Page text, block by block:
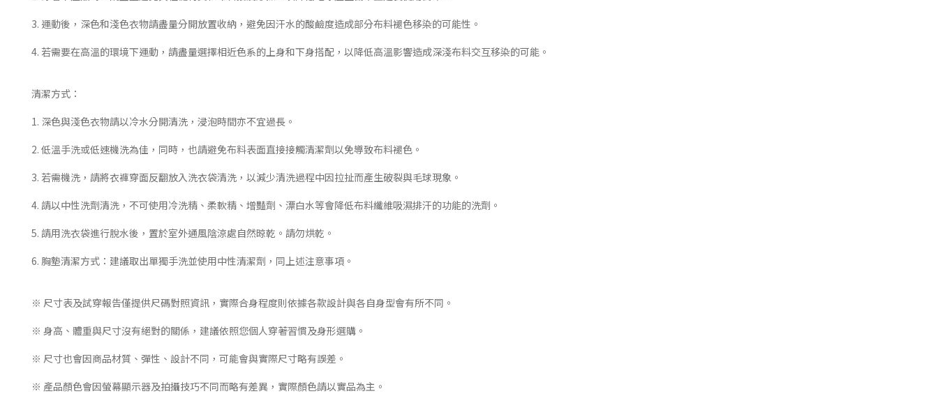
3. 運動後，深色和淺色衣物請盡量分開放置收納，避免因汗水的酸鹼度造成部分布料褪色移染的可能性。
4. 若需要在高溫的環境下運動，請盡量選擇相近色系的上身和下身搭配，以降低高溫影響造成深淺布料交互移染的可能。
清潔方式：
1. 深色與淺色衣物請以冷水分開清洗，浸泡時間亦不宜過長。
2. 低溫手洗或低速機洗為佳，同時，也請避免布料表面直接接觸清潔劑以免導致布料褪色。
3. 若需機洗，請將衣褲穿面反翻放入洗衣袋清洗，以減少清洗過程中因拉扯而產生破裂與毛球現象。
4. 請以中性洗劑清洗，不可使用冷洗精、柔軟精、增豔劑、漂白水等會降低布料纖維吸濕排汗的功能的洗劑。
5. 請用洗衣袋進行脫水後，置於室外通風陰涼處自然晾乾。請勿烘乾。
6. 胸墊清潔方式：建議取出單獨手洗並使用中性清潔劑，同上述注意事項。
※ 尺寸表及試穿報告僅提供尺碼對照資訊，實際合身程度則依據各款設計與各自身型會有所不同。
※ 身高、體重與尺寸沒有絕對的關係，建議依照您個人穿著習慣及身形選購。
※ 尺寸也會因商品材質、彈性、設計不同，可能會與實際尺寸略有誤差。
※ 產品顏色會因螢幕顯示器及拍攝技巧不同而略有差異，實際顏色請以實品為主。